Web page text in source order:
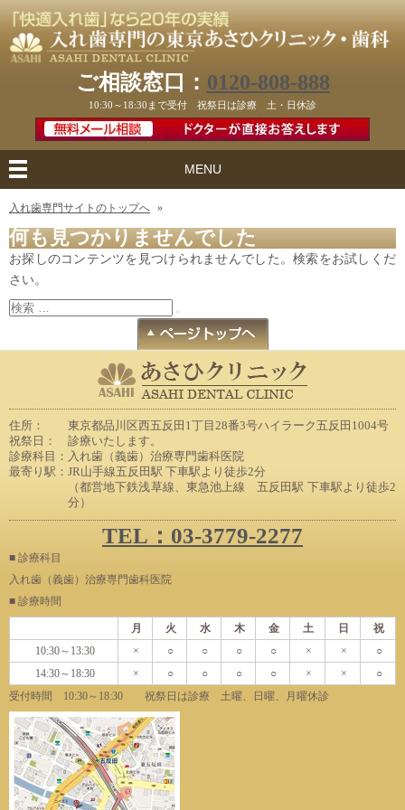
ご相談窓口： 0120-808-888
10:30～18:30まで受付 祝祭日は診療 土・日休診
MENU
入れ歯専門サイトのトップへ »
何も見つかりませんでした
お探しのコンテンツを見つけられませんでした。検索をお試しくだ
さい。
検
検
索
住所：
東京都品川区西五反田1丁目28番3号ハイラーク五反田1004号
祝祭日：
診療いたします。
診療科目： 入れ歯（義歯）治療専門歯科医院
最寄り駅： JR山手線五反田駅 下車駅より徒歩2分
（都営地下鉄浅草線、東急池上線 五反田駅 下車駅より徒歩2
分）
TEL：03-3779-2277
■ 診療科目
入れ歯（義歯）治療専門歯科医院
■ 診療時間
月 火 水 木 金 土 日
祝
10:30～13:30
× ○ ○ ○ ○ × ×
○
14:30～18:30
× ○ ○ ○ ○ × ×
○
受付時間 10:30～18:30 祝祭日は診療 土曜、日曜、月曜休診